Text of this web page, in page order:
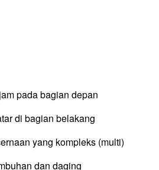
pada bagian depan
di bagian belakang
yang kompleks (multi)
dan daging